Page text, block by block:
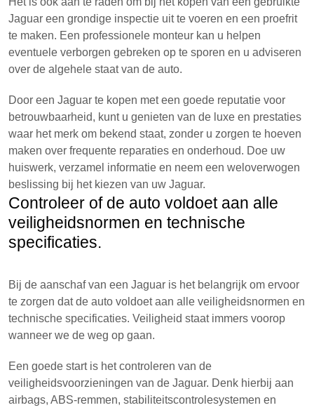
Jaguar een grondige inspectie uit te voeren en een proefrit
te maken. Een professionele monteur kan u helpen
eventuele verborgen gebreken op te sporen en u adviseren
over de algehele staat van de auto.
Door een Jaguar te kopen met een goede reputatie voor
betrouwbaarheid, kunt u genieten van de luxe en prestaties
waar het merk om bekend staat, zonder u zorgen te hoeven
maken over frequente reparaties en onderhoud. Doe uw
huiswerk, verzamel informatie en neem een weloverwogen
beslissing bij het kiezen van uw Jaguar.
Controleer of de auto voldoet aan alle
veiligheidsnormen en technische
specificaties.
Bij de aanschaf van een Jaguar is het belangrijk om ervoor
te zorgen dat de auto voldoet aan alle veiligheidsnormen en
technische specificaties. Veiligheid staat immers voorop
wanneer we de weg op gaan.
Een goede start is het controleren van de
veiligheidsvoorzieningen van de Jaguar. Denk hierbij aan
airbags, ABS-remmen, stabiliteitscontrolesystemen en